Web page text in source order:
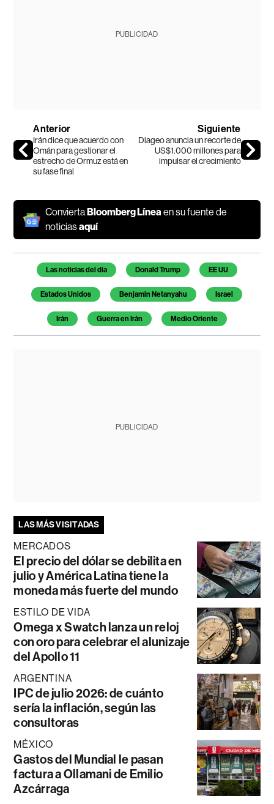
PUBLICIDAD
Anterior
Irán dice que acuerdo con
Omán para gestionar el
estrecho de Ormuz está en
su fase final
Siguiente
Diageo anuncia un recorte de
US$1.000 millones para
impulsar el crecimiento
Convierta Bloomberg Líneaen su fuente de
noticiasaquí
Temas de este artículo
Las noticias del día Donald Trump EE UU
Estados Unidos Benjamin Netanyahu Israel
Irán Guerra en Irán Medio Oriente
PUBLICIDAD
LAS MÁS VISITADAS
MERCADOS
El precio del dólar se debilita en
julio y América Latina tiene la
moneda más fuerte del mundo
ESTILO DE VIDA
Omega x Swatch lanza un reloj
con oro para celebrar el alunizaje
del Apollo 11
ARGENTINA
IPC de julio 2026: de cuánto
sería la inflación, según las
consultoras
MÉXICO
Gastos del Mundial le pasan
factura a Ollamani de Emilio
Azcárraga